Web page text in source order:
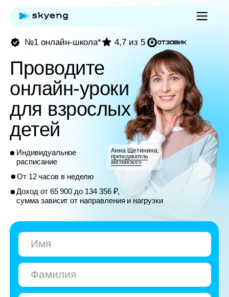
Индивидуальное
расписание
От 12 часов в неделю
Доход от 65 900 до 134 356 ₽,
сумма зависит от направления и нагрузки
4,7 из 5
Проводите
онлайн-уроки
для взрослых и
детей
Анна Щетинина,
преподаватель